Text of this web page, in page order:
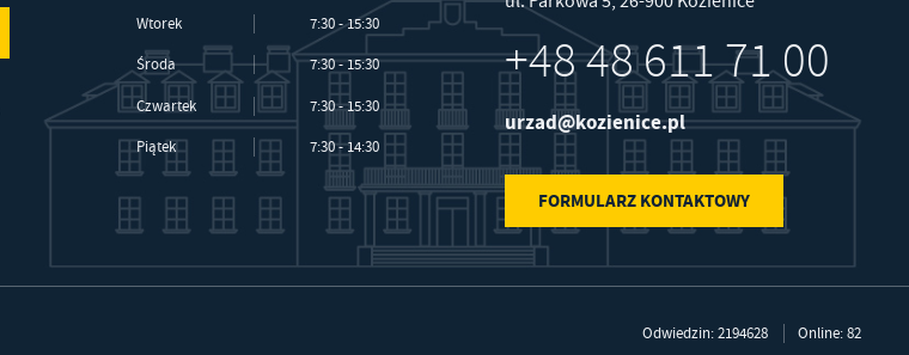
Wtorek 7:30 - 15:30
Środa 7:30 - 15:30
Czwartek 7:30 - 15:30
Piątek 7:30 - 14:30
+48 48 611 71 00
urzad@kozienice.pl
FORMULARZ KONTAKTOWY
Odwiedzin: 2194628 Online: 82